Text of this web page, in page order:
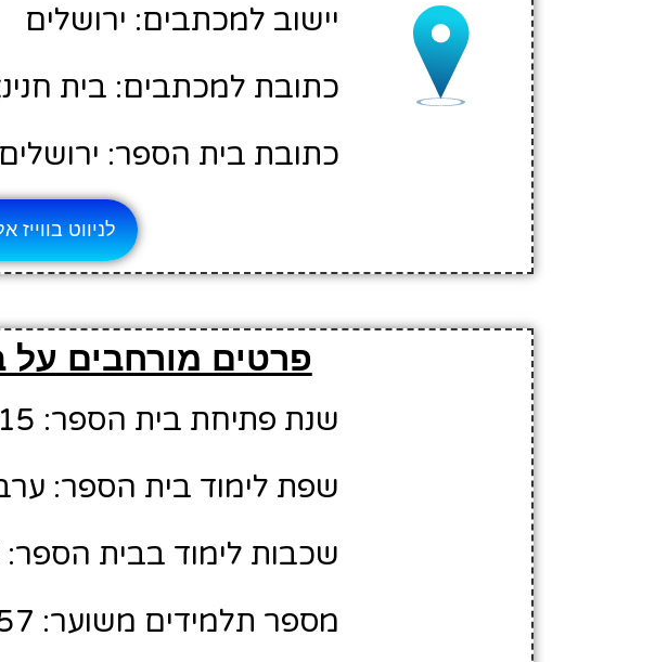
יישוב למכתבים: ירושלים
כתובת למכתבים: בית
כתובת בית הספר:
לניווט
פרטים מורחבים על
שנת פתיחת בית הספר: 2015
שפת לימוד בית הספר:
שכבות לימוד בבית הספר:
מספר תלמידים משוער: 157 תלמידים